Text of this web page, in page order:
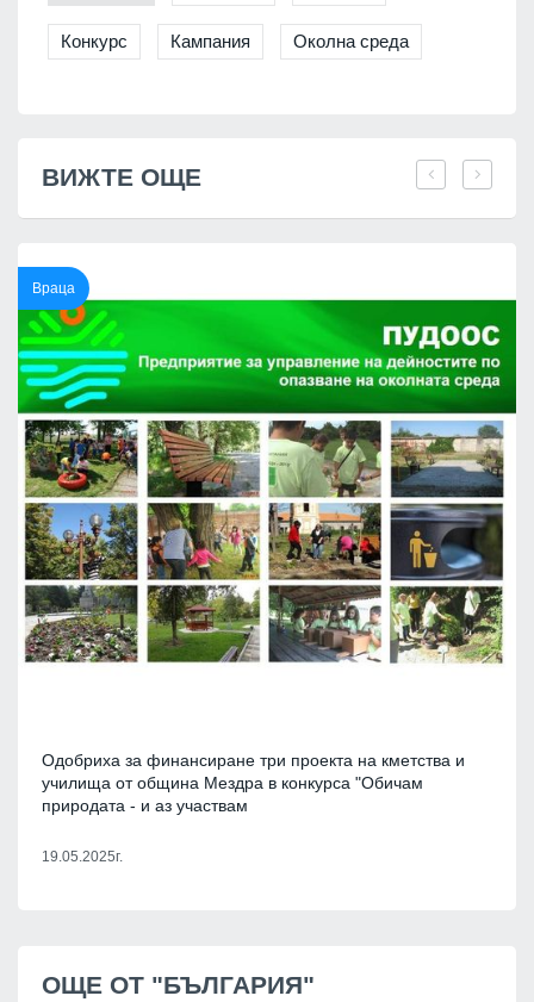
Конкурс Кампания Околна среда
ВИЖТЕ ОЩЕ
Враца
Одобриха за финансиране три проекта на кметства и
училища от община Мездра в конкурса "Обичам
природата - и аз участвам
19.05.2025г.
ОЩЕ ОТ "БЪЛГАРИЯ"